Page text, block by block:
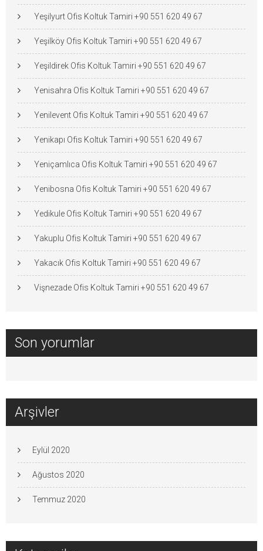
Yeşilyurt Ofis Koltuk Tamiri +90 551 620 49 67
Yeşilköy Ofis Koltuk Tamiri +90 551 620 49 67
Yeşildirek Ofis Koltuk Tamiri +90 551 620 49 67
Yenisahra Ofis Koltuk Tamiri +90 551 620 49 67
Yenilevent Ofis Koltuk Tamiri +90 551 620 49 67
Yenikapı Ofis Koltuk Tamiri +90 551 620 49 67
Yeniçamlıca Ofis Koltuk Tamiri +90 551 620 49 67
Yenibosna Ofis Koltuk Tamiri +90 551 620 49 67
Yedikule Ofis Koltuk Tamiri +90 551 620 49 67
Yakuplu Ofis Koltuk Tamiri +90 551 620 49 67
Yakacık Ofis Koltuk Tamiri +90 551 620 49 67
Vişnezade Ofis Koltuk Tamiri +90 551 620 49 67
Son yorumlar
Arşivler
Eylül 2020
Ağustos 2020
Temmuz 2020